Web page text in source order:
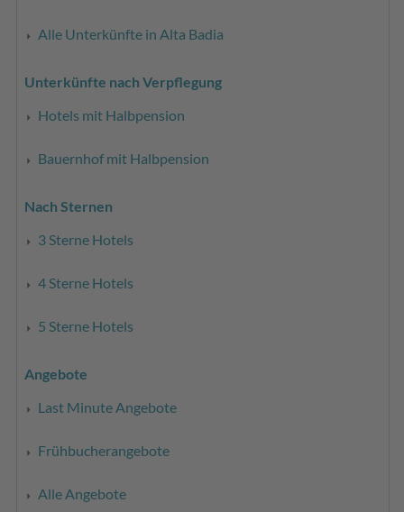
Alle Unterkünfte in Alta Badia
Unterkünfte nach Verpflegung
Hotels mit Halbpension
Bauernhof mit Halbpension
Nach Sternen
3 Sterne Hotels
4 Sterne Hotels
5 Sterne Hotels
Angebote
Last Minute Angebote
Frühbucherangebote
Alle Angebote